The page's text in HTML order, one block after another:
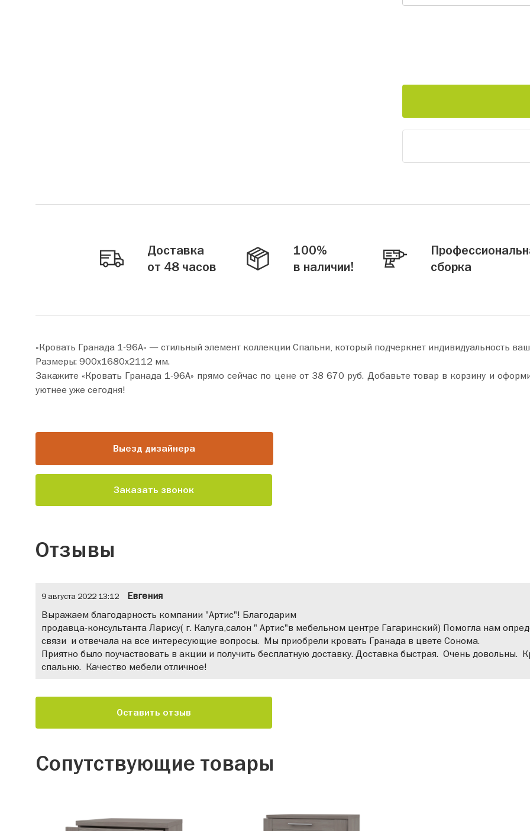
Доставка
от 48 часов
100%
в наличии!
сборка
«Кровать Гранада 1-96А» — стильный элемент коллекции Спальни, который подчеркнет индивидуальность
Размеры: 900х1680х2112 мм.
Закажите «Кровать Гранада 1-96А» прямо сейчас по цене от 38 670 руб. Добавьте товар в корзину и оформите покупку всего за пару минут. Сделайте ваш дом
уютнее уже сегодня!
Выезд дизайнера
Заказать звонок
Отзывы
9 августа 2022 13:12
Евгения
Выражаем благодарность компании "Артис"! Благодарим
продавца-консультанта Ларису( г. Калуга,салон " Артис"в мебельном центре Гагаринский) Помогла нам
связи и отвечала на все интересующие вопросы. Мы приобрели кровать Гранада в цвете Сонома.
Приятно было поучаствовать в акции и получить бесплатную доставку. Доставка быстрая. Очень довольны.
спальню. Качество мебели отличное!
Оставить отзыв
Сопутствующие товары